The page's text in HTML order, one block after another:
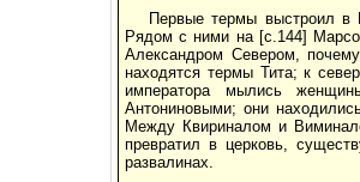
Первые термы выстроил в
Рядом с ними на [с.144]
Александром Севером,
находятся термы Тита; к
императора мылись
Антониновыми; они
Между Квириналом и
превратил в церковь,
развалинах.